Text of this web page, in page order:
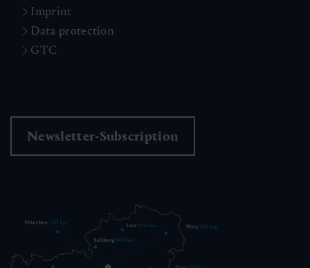
Imprint
Data protection
GTC
Newsletter-Subscription